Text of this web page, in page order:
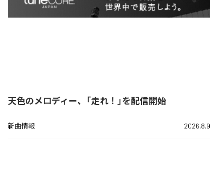
天色のメロディー、「走れ！」を配信開始
新曲情報 2026.8.9